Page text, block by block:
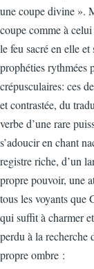
une coupe divine ».
coupe comme à
le feu sacré en elle
prophéties rythmées
crépusculaires: ces
et contrastée, du
verbe d’une rare
s’adoucir en chant
registre riche, d’un
propre pouvoir, une
tous les voyants que
qui suffit à charmer
perdu à la recherche
propre ombre :